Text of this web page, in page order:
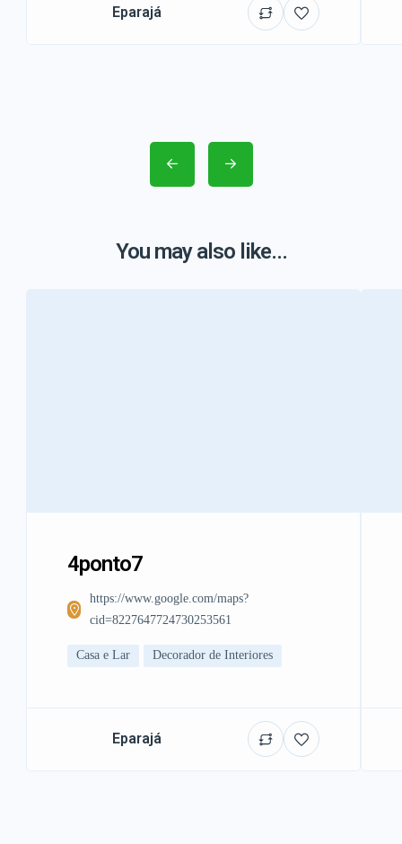
Eparajá
You may also like...
4ponto7
https://www.google.com/maps?
cid=8227647724730253561
Casa e Lar Decorador de Interiores
Eparajá